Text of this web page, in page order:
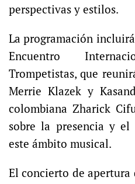
perspectivas y estilos.
La programación
Encuentro
Trompetistas, que
Merrie Klazek y
colombiana Zharick
sobre la presencia y
este ámbito musical.
El concierto de apertura